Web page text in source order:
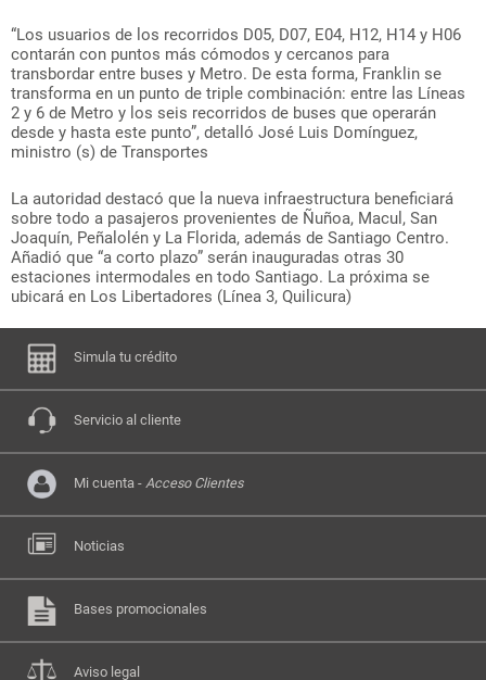
“Los usuarios de los recorridos D05, D07, E04, H12, H14 y H06
contarán con puntos más cómodos y cercanos para
transbordar entre buses y Metro. De esta forma, Franklin se
transforma en un punto de triple combinación: entre las Líneas
2 y 6 de Metro y los seis recorridos de buses que operarán
desde y hasta este punto”, detalló José Luis Domínguez,
ministro (s) de Transportes
La autoridad destacó que la nueva infraestructura beneficiará
sobre todo a pasajeros provenientes de Ñuñoa, Macul, San
Joaquín, Peñalolén y La Florida, además de Santiago Centro.
Añadió que “a corto plazo” serán inauguradas otras 30
estaciones intermodales en todo Santiago. La próxima se
ubicará en Los Libertadores (Línea 3, Quilicura)
Simula tu crédito
Servicio al cliente
Mi cuenta - Acceso Clientes
Noticias
Bases promocionales
Aviso legal